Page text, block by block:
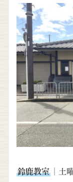
鈴鹿教室｜土